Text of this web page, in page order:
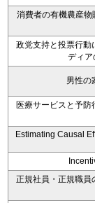
消費者の有機農産
政党支持と投票行動
ディア
男性の
医療サービスと予
Estimating Causal
正規社員・正規職員